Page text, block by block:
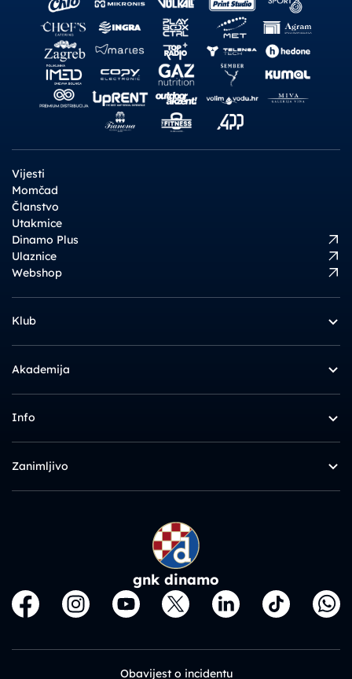
Vijesti
Momčad
Članstvo
Utakmice
Dinamo Plus
Ulaznice
Webshop
Klub
Akademija
Info
Zanimljivo
gnk dinamo
Obavijest o incidentu